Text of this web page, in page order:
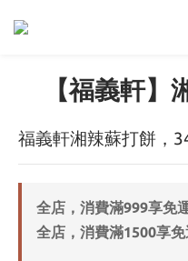
【福義軒】
福義軒湘辣蘇打餅，
全店，消費滿999享免
全店，消費滿1500享